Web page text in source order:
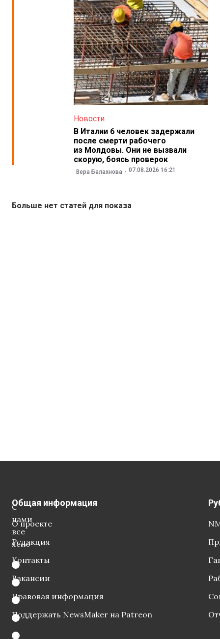
Новости
В Италии 6 человек задержали
после смерти рабочего
из Молдовы. Они не вызвали
скорую, боясь проверок
Вера Балахнова 07.08.2026 16:21
Больше нет статей для показа
С
нами
все
ясно
Общая информация
О проекте
Редакция
Контакты
Вакансии
Правовая информация
Поддержать NewsMaker на Patreon